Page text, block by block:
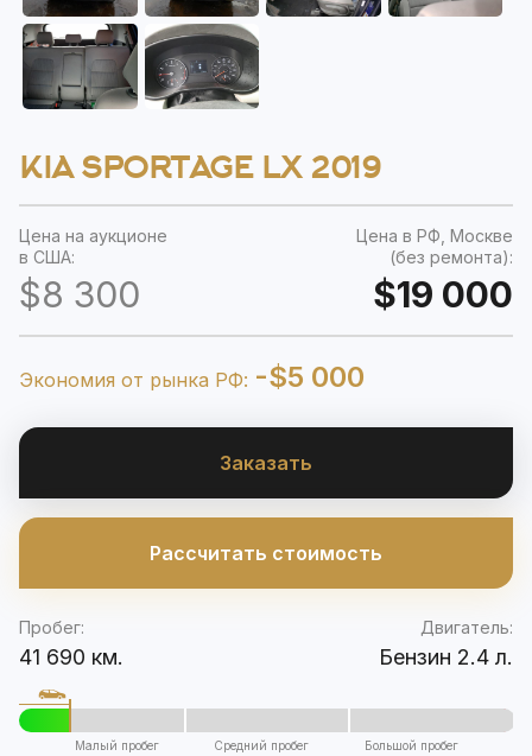
KIA SPORTAGE LX 2019
Цена на аукционе
в США:
$8 300
Цена в РФ, Москве
(без ремонта):
$19 000
Экономия от рынка РФ: -$5 000
Заказать
Рассчитать стоимость
Пробег:
41 690 км.
Двигатель:
Бензин 2.4 л.
Малый пробег Средний пробег Большой пробег